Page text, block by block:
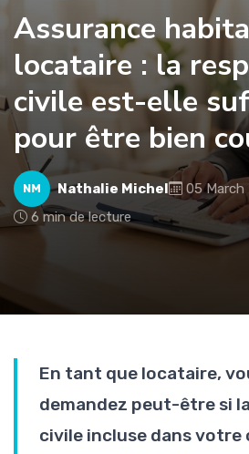
Assurance
locataire : la
civile est-elle
pour être bien
NM Nathalie Michel
05 March
6 min de lecture
En tant que locataire,
demandez peut-être si
civile incluse dans